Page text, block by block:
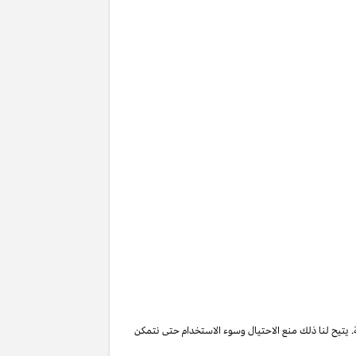
يتيح لنا ذلك منع الاحتيال وسوء الاستخدام حتى نتمكن